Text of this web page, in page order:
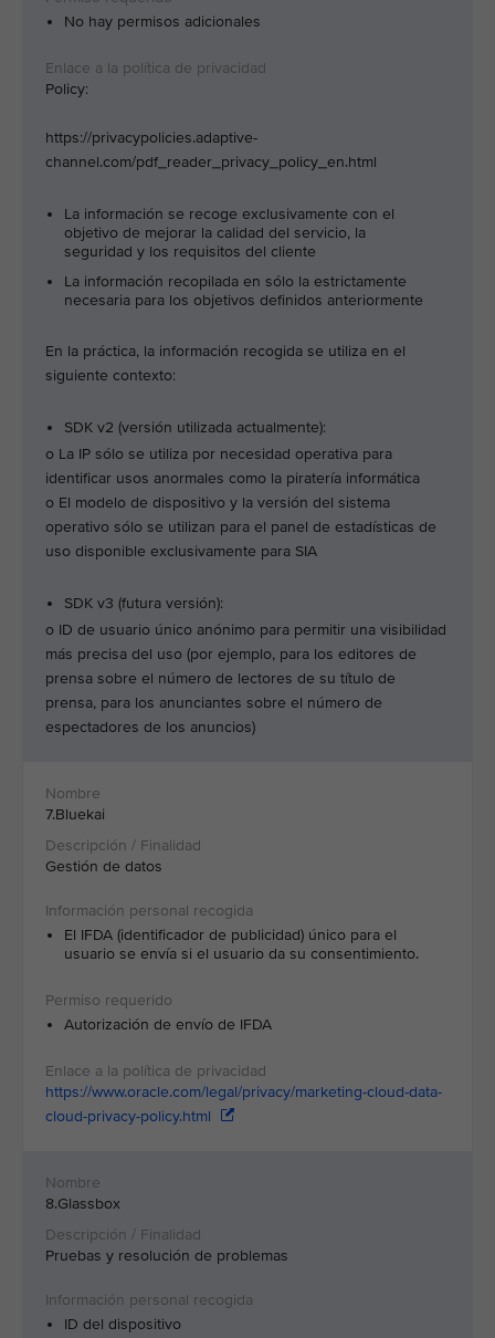
No hay permisos adicionales
Policy:
https://privacypolicies.adaptive-
channel.com/pdf_reader_privacy_policy_en.html
La información se recoge exclusivamente con el
objetivo de mejorar la calidad del servicio, la
seguridad y los requisitos del cliente
La información recopilada en sólo la estrictamente
necesaria para los objetivos definidos anteriormente
En la práctica, la información recogida se utiliza en el
siguiente contexto:
SDK v2 (versión utilizada actualmente):
o La IP sólo se utiliza por necesidad operativa para
identificar usos anormales como la piratería informática
o El modelo de dispositivo y la versión del sistema
operativo sólo se utilizan para el panel de estadísticas de
uso disponible exclusivamente para SIA
SDK v3 (futura versión):
o ID de usuario único anónimo para permitir una visibilidad
más precisa del uso (por ejemplo, para los editores de
prensa sobre el número de lectores de su título de
prensa, para los anunciantes sobre el número de
espectadores de los anuncios)
7.Bluekai
Gestión de datos
El IFDA (identificador de publicidad) único para el
usuario se envía si el usuario da su consentimiento.
Autorización de envío de IFDA
https://www.oracle.com/legal/privacy/marketing-cloud-data-
cloud-privacy-policy.html
8.Glassbox
Pruebas y resolución de problemas
ID del dispositivo